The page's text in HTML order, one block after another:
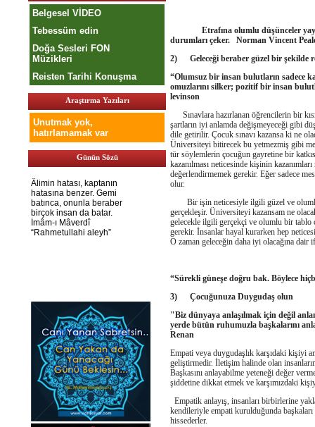
Belgesel VİDEO
Tebessüm edin
Doğa Sesleri FON
Müzikleri
Reisten Tarihi Konuşma
Araştırma Yazıları
Unutmak yok,
hatırlamamak var
Günün Sözü
Etrafına olumlu düşünceler yayan
durumları çeker.
Norman Vincent
2) Geleceği beraber güzel bir şekilde
“Olumsuz bir insan bulutların sadece
omuzlarını silker; pozitif bir insan
levinson
Sınavlara hazırlanan öğrencilerin bir
şartların iyi anlamda değişmeyeceği gibi
dile getirilir. Çocuk sınavı kazansa ki ne
Üniversiteyi bitirecek bu yetmezmiş gibi
tür söylemlerin çocuğun gayretine bir
kazanılması neticesinde kişinin
değerlendirmemek gerekir. Eğer sadece
olur.
Bir işin neticesiyle ilgili güzel ve
gerçekleşir. Üniversiteyi kazansam ne
gelecekle ilgili gerçekçi ve olumlu bir tablo
gerekir. İnsanlar hayal kurarken hep
O zaman geleceğin daha iyi olacağına dair
“Sürekli güneşe doğru bak. Böylece
3) Çocuğunuza Duygudaş olun
"Biz dünyaya anlaşılmak için değil
yerde bütün ruhumuzla başkalarını
Renan
Empati veya duygudaşlık karşıdaki kişiyi
geliştirmedir. İletişim halinde olan
Başkasını anlayabilme yeteneği değer
şiddetine dikkat etmek ve karşımızdaki
Empatik anlayış, insanları birbirlerine
kendileriyle empati kurulduğunda başkaları
hissederler.